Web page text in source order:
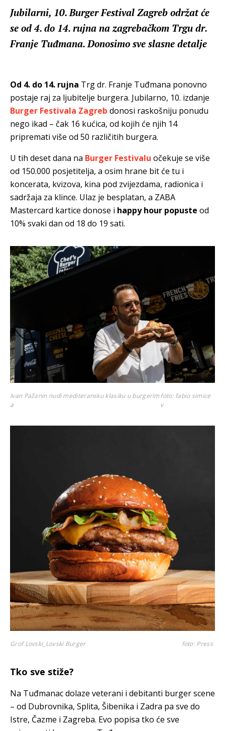
Jubilarni, 10. Burger Festival Zagreb održat će
se od 4. do 14. rujna na zagrebačkom Trgu dr.
Franje Tuđmana. Donosimo sve slasne detalje
Od 4. do 14. rujna Trg dr. Franje Tuđmana ponovno
postaje raj za ljubitelje burgera. Jubilarno, 10. izdanje
Burger Festivala Zagreb donosi raskošniju ponudu
nego ikad – čak 16 kućica, od kojih će njih 14
pripremati više od 50 različitih burgera.
U tih deset dana na Burger Festivalu očekuje se više
od 150.000 posjetitelja, a osim hrane bit će tu i
koncerata, kvizova, kina pod zvijezdama, radionica i
sadržaja za klince. Ulaz je besplatan, a ZABA
Mastercard kartice donose i happy hour popuste od
10% svaki dan od 18 do 19 sati.
Ivan Pažanin nudi mediteransku klasiku u burgerim
a
foto: fabio simice
v
Grof Lovski_Lovski Burger foto: Press
Tko sve stiže?
Na Tuđmanac dolaze veterani i debitanti burger scene
– od Dubrovnika, Splita, Šibenika i Zadra pa sve do
Istre, Čazme i Zagreba. Evo popisa tko će sve